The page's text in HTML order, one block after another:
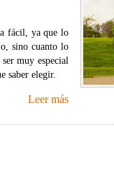
fácil, ya que lo
sino cuanto lo
muy especial
saber elegir.
Leer más